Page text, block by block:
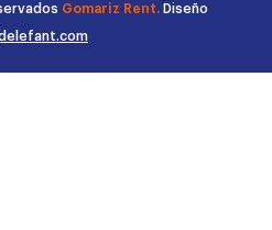
Gomariz Rent. Diseño